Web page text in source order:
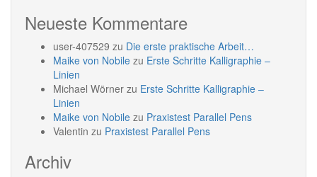
Neueste Kommentare
user-407529 zu Die erste praktische Arbeit…
Maike von Nobile zu Erste Schritte Kalligraphie –
Linien
Michael Wörner zu Erste Schritte Kalligraphie –
Linien
Maike von Nobile zu Praxistest Parallel Pens
Valentin zu Praxistest Parallel Pens
Archiv